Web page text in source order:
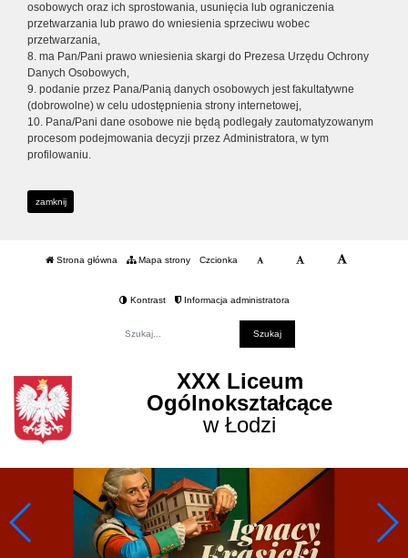
osobowych oraz ich sprostowania, usunięcia lub ograniczenia
przetwarzania lub prawo do wniesienia sprzeciwu wobec
przetwarzania,
8. ma Pan/Pani prawo wniesienia skargi do Prezesa Urzędu Ochrony
Danych Osobowych,
9. podanie przez Pana/Panią danych osobowych jest fakultatywne
(dobrowolne) w celu udostępnienia strony internetowej,
10. Pana/Pani dane osobowe nie będą podlegały zautomatyzowanym
procesom podejmowania decyzji przez Administratora, w tym
profilowaniu.
zamknij
Strona główna Mapa strony Czcionka
Kontrast Informacja administratora
XXX Liceum
Ogólnokształcące
w Łodzi